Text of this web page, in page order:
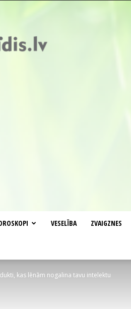
VESELĪBA ZVAIGZNES
kas lēnām nogalina tavu intelektu